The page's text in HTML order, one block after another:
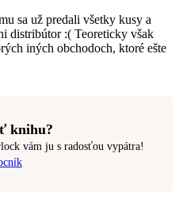
sa už predali všetky kusy a
distribútor :( Teoreticky však
iných obchodoch, ktoré ešte
knihu?
vám ju s radosťou vypátra!